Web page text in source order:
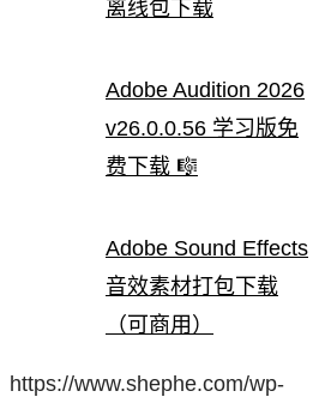
离线包下载
Adobe Audition 2026
v26.0.0.56 学习版免
费下载 🎼
Adobe Sound Effects
音效素材打包下载
（可商用）
https://www.shephe.com/wp-